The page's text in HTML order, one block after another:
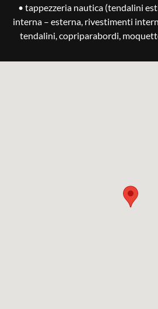
• tappezzeria nautica (tendalini
interna – esterna, rivestimenti
tendalini, copriparabordi,